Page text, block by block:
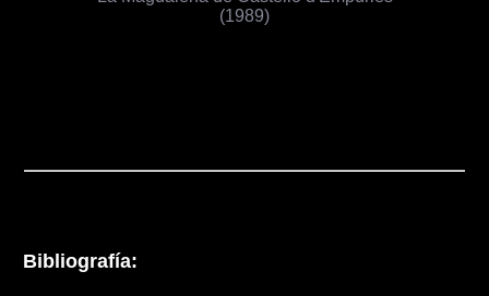
(1989)
Bibliografía: